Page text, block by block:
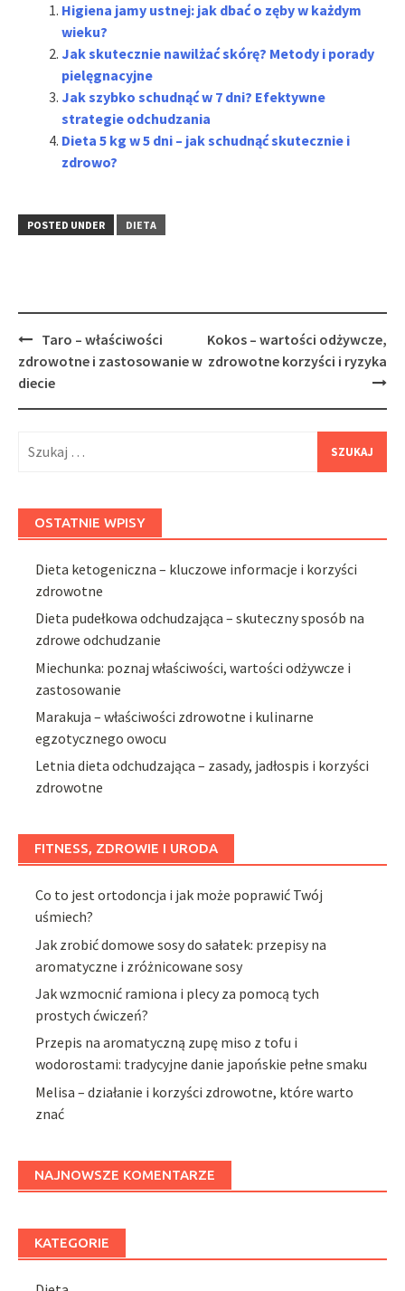
Higiena jamy ustnej: jak dbać o zęby w każdym
wieku?
Jak skutecznie nawilżać skórę? Metody i porady
pielęgnacyjne
Jak szybko schudnąć w 7 dni? Efektywne
strategie odchudzania
Dieta 5 kg w 5 dni – jak schudnąć skutecznie i
zdrowo?
POSTED UNDER DIETA
Post
navigation
Taro – właściwości
zdrowotne i zastosowanie w
diecie
Kokos – wartości odżywcze,
zdrowotne korzyści i ryzyka
OSTATNIE WPISY
Dieta ketogeniczna – kluczowe informacje i korzyści
zdrowotne
Dieta pudełkowa odchudzająca – skuteczny sposób na
zdrowe odchudzanie
Miechunka: poznaj właściwości, wartości odżywcze i
zastosowanie
Marakuja – właściwości zdrowotne i kulinarne
egzotycznego owocu
Letnia dieta odchudzająca – zasady, jadłospis i korzyści
zdrowotne
FITNESS, ZDROWIE I URODA
Co to jest ortodoncja i jak może poprawić Twój
uśmiech?
Jak zrobić domowe sosy do sałatek: przepisy na
aromatyczne i zróżnicowane sosy
Jak wzmocnić ramiona i plecy za pomocą tych
prostych ćwiczeń?
Przepis na aromatyczną zupę miso z tofu i
wodorostami: tradycyjne danie japońskie pełne smaku
Melisa – działanie i korzyści zdrowotne, które warto
znać
NAJNOWSZE KOMENTARZE
KATEGORIE